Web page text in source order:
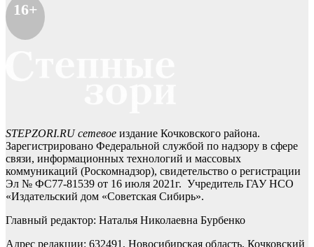
16+
STEPZORI.RU сетевое издание Кочковского района.
Зарегистрировано Федеральной службой по надзору в сфере
связи, информационных технологий и массовых
коммуникаций (Роскомнадзор), свидетельство о регистрации
Эл № ФС77-81539 от 16 июля 2021г. Учредитель ГАУ НСО
«Издательский дом «Советская Сибирь».
Главный редактор: Наталья Николаевна Бурбенко
Адрес редакции: 632491, Новосибирская область, Кочковский